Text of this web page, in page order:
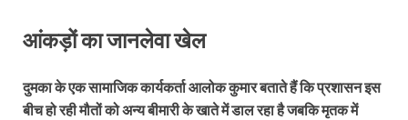
आंकड़ों का जानलेवा खेल
दुमका के एक सामाजिक कार्यकर्ता आलोक कुमार बताते हैं कि प्रशासन इस
बीच हो रही मौतों को अन्य बीमारी के खाते में डाल रहा है जबकि मृतक में